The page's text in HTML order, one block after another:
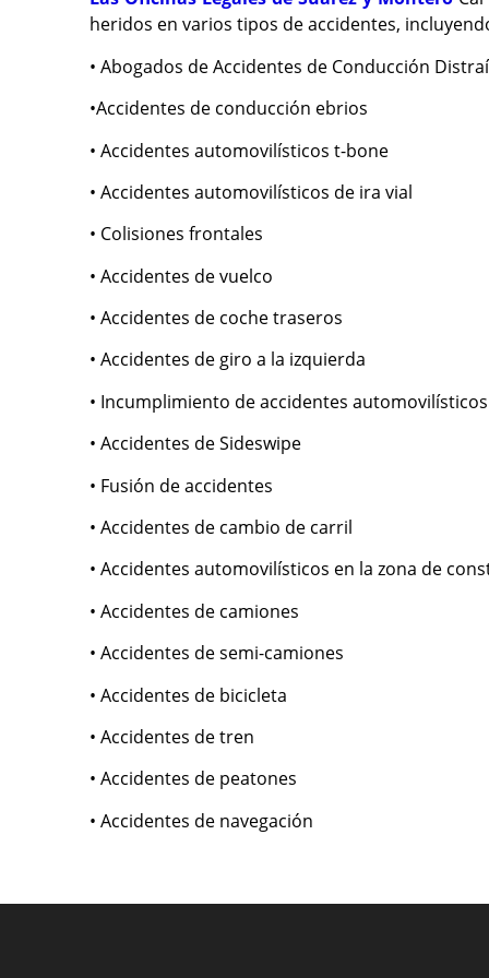
heridos en varios tipos de accidentes,
• Abogados de Accidentes de Conducción
•Accidentes de conducción ebrios
• Accidentes automovilísticos t-bone
• Accidentes automovilísticos de ira vial
• Colisiones frontales
• Accidentes de vuelco
• Accidentes de coche traseros
• Accidentes de giro a la izquierda
• Incumplimiento de accidentes automovilísticos
• Accidentes de Sideswipe
• Fusión de accidentes
• Accidentes de cambio de carril
• Accidentes automovilísticos en la zona de
• Accidentes de camiones
• Accidentes de semi-camiones
• Accidentes de bicicleta
• Accidentes de tren
• Accidentes de peatones
• Accidentes de navegación